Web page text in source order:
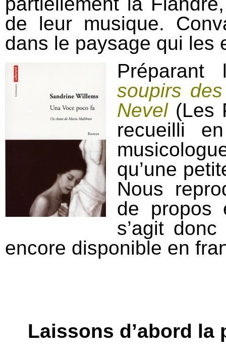
de leur musique.
dans le paysage qui les
soupirs
Nevel(Les
recueilli
qu’une
Nous
de propos
s’agit
encore disponible en
Laissons d’abord la